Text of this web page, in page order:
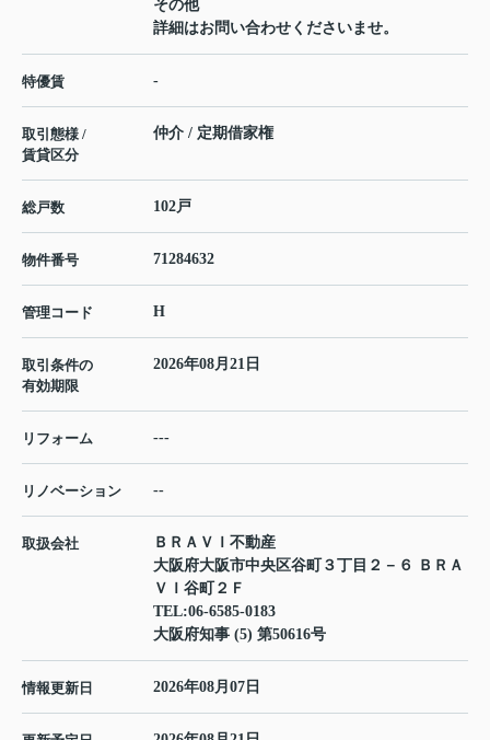
その他
詳細はお問い合わせくださいませ。
特優賃 -
取引態様 /
賃貸区分
仲介 / 定期借家権
総戸数 102戸
物件番号 71284632
管理コード H
取引条件の
有効期限
2026年08月21日
リフォーム ---
リノベーション --
取扱会社
ＢＲＡＶＩ不動産
大阪府大阪市中央区谷町３丁目２－６ ＢＲＡ
ＶＩ谷町２Ｆ
TEL:06-6585-0183
大阪府知事 (5) 第50616号
情報更新日 2026年08月07日